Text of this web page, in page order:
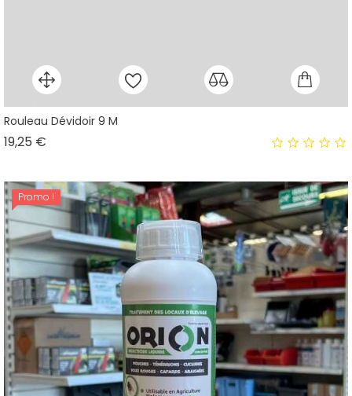
Rouleau Dévidoir 9 M
19,25 €
Promo !